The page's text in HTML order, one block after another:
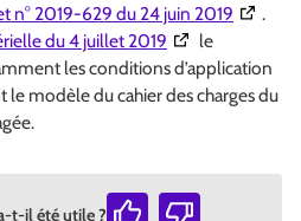
n° 2019-629 du 24 juin 2019
.
du 4 juillet 2019 (Ouverture
le
les conditions d’application
le modèle du cahier des charges du
t-il été utile ?